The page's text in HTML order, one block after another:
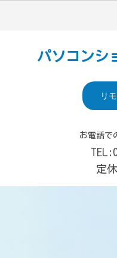
パソコンシ
リ
お電話で
定